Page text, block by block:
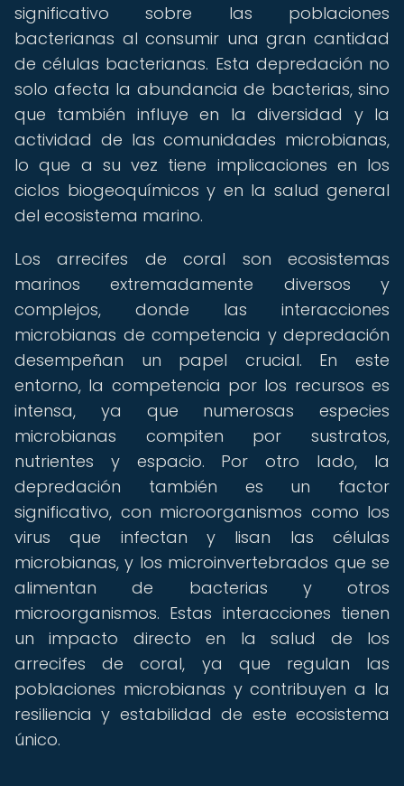
significativo sobre las poblaciones
bacterianas al consumir una gran cantidad
de células bacterianas. Esta depredación no
solo afecta la abundancia de bacterias, sino
que también influye en la diversidad y la
actividad de las comunidades microbianas,
lo que a su vez tiene implicaciones en los
ciclos biogeoquímicos y en la salud general
del ecosistema marino.
Los arrecifes de coral son ecosistemas
marinos extremadamente diversos y
complejos, donde las interacciones
microbianas de competencia y depredación
desempeñan un papel crucial. En este
entorno, la competencia por los recursos es
intensa, ya que numerosas especies
microbianas compiten por sustratos,
nutrientes y espacio. Por otro lado, la
depredación también es un factor
significativo, con microorganismos como los
virus que infectan y lisan las células
microbianas, y los microinvertebrados que se
alimentan de bacterias y otros
microorganismos. Estas interacciones tienen
un impacto directo en la salud de los
arrecifes de coral, ya que regulan las
poblaciones microbianas y contribuyen a la
resiliencia y estabilidad de este ecosistema
único.